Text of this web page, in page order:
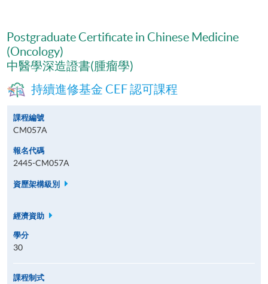
Postgraduate Certificate in Chinese Medicine
(Oncology)
中醫學深造證書(腫瘤學)
持續進修基金 CEF 認可課程
課程編號
CM057A
報名代碼
2445-CM057A
資歷架構級別
經濟資助
學分
30
課程制式